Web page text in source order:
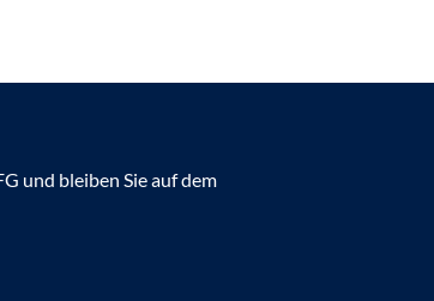
und bleiben Sie auf dem